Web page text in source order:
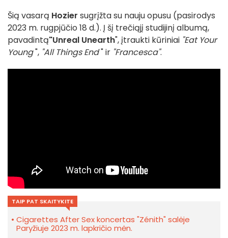
Šią vasarą Hozier sugrįžta su nauju opusu (pasirodys
2023 m. rugpjūčio 18 d.). Į šį trečiąjį studijinį albumą,
pavadintą"Unreal Unearth", įtraukti kūriniai "Eat Your
Young", "All Things End" ir "Francesca".
TAIP PAT SKAITYKITE
Cigarettes After Sex koncertas "Zénith" salėje
Paryžiuje 2023 m. lapkričio mėn.